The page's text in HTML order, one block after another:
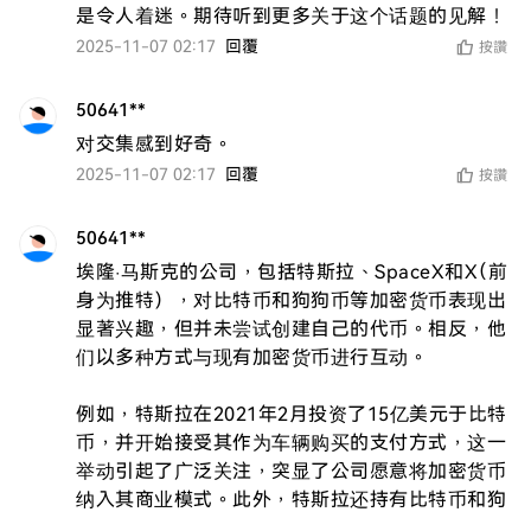
是令人着迷。期待听到更多关于这个话题的见解！
2025-11-07 02:17 回覆 按讚
50641**
对交集感到好奇。
2025-11-07 02:17 回覆 按讚
50641**
埃隆·马斯克的公司，包括特斯拉、SpaceX和X（前
身为推特），对比特币和狗狗币等加密货币表现出
显著兴趣，但并未尝试创建自己的代币。相反，他
们以多种方式与现有加密货币进行互动。
例如，特斯拉在2021年2月投资了15亿美元于比特
币，并开始接受其作为车辆购买的支付方式，这一
举动引起了广泛关注，突显了公司愿意将加密货币
纳入其商业模式。此外，特斯拉还持有比特币和狗